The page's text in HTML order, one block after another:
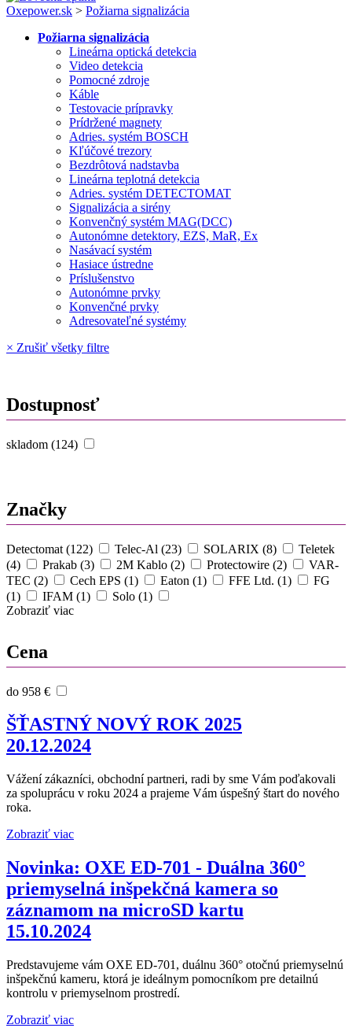
Oxepower.sk > Požiarna signalizácia
Požiarna signalizácia
Lineárna optická detekcia
Video detekcia
Pomocné zdroje
Káble
Testovacie prípravky
Prídržené magnety
Adries. systém BOSCH
Kľúčové trezory
Bezdrôtová nadstavba
Lineárna teplotná detekcia
Adries. systém DETECTOMAT
Signalizácia a sirény
Konvenčný systém MAG(DCC)
Autonómne detektory, EZS, MaR, Ex
Nasávací systém
Hasiace ústredne
Príslušenstvo
Autonómne prvky
Konvenčné prvky
Adresovateľné systémy
× Zrušiť všetky filtre
Dostupnosť
skladom (124)
Značky
Detectomat (122) Telec-Al (23) SOLARIX (8)
Teletek
(4)
Prakab (3) 2M Kablo (2) Protectowire (2)
VAR-
TEC (2)
Cech EPS (1) Eaton (1) FFE Ltd. (1)
FG
(1)
IFAM (1)
Solo (1)
Zobraziť viac
Cena
do 958 €
ŠŤASTNÝ NOVÝ ROK 2025
20.12.2024
Vážení zákazníci, obchodní partneri, radi by sme Vám poďakovali
za spoluprácu v roku 2024 a prajeme Vám úspešný štart do nového
roka.
Zobraziť viac
Novinka: OXE ED-701 - Duálna 360°
priemyselná inšpekčná kamera so
záznamom na microSD kartu
15.10.2024
Predstavujeme vám OXE ED-701, duálnu 360° otočnú priemyselnú
inšpekčnú kameru, ktorá je ideálnym pomocníkom pre detailnú
kontrolu v priemyselnom prostredí.
Zobraziť viac